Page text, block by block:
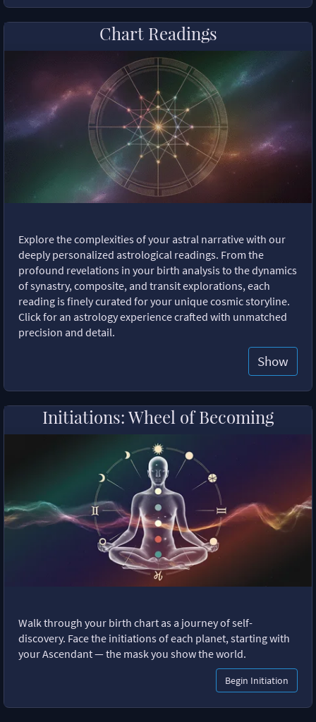
Chart Readings
Explore the complexities of your astral narrative with our
deeply personalized astrological readings. From the
profound revelations in your birth analysis to the dynamics
of synastry, composite, and transit explorations, each
reading is finely curated for your unique cosmic storyline.
Click for an astrology experience crafted with unmatched
precision and detail.
Show
Initiations: Wheel of Becoming
Walk through your birth chart as a journey of self-
discovery. Face the initiations of each planet, starting with
your Ascendant — the mask you show the world.
Begin Initiation